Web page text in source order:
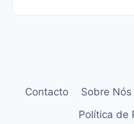
Contacto Sobre Nós
Política de